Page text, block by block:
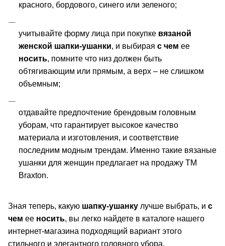
красного, бордового, синего или зеленого;
учитывайте форму лица при покупке вязаной
женской шапки-ушанки, и выбирая с чем
носить, помните что низ должен быть
обтягивающим или прямым, а верх – не слишком
объемным;
отдавайте предпочтение брендовым головным
уборам, что гарантирует высокое качество
материала и изготовления, и соответствие
последним модным трендам. Именно такие вязаные
ушанки для женщин предлагает на продажу ТМ
Braxton.
Зная теперь, какую шапку-ушанку лучше выбрать, и с
чем ее носить, вы легко найдете в каталоге нашего
интернет-магазина подходящий вариант этого
стильного и элегантного головного убора.